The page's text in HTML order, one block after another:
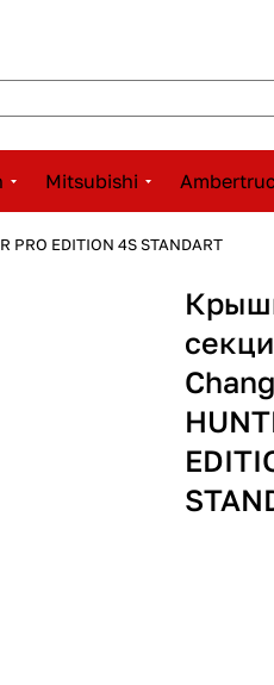
Mitsubishi
EDITION 4S STANDART